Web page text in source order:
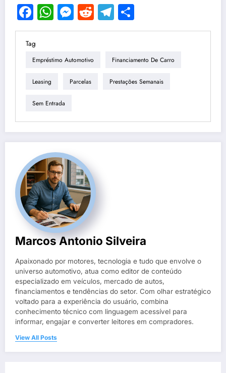
Facebook
WhatsApp
Messenger
RedditTelegram
Tag
Empréstimo Automotivo Financiamento De Carro
Leasing Parcelas Prestações Semanais
Sem Entrada
Marcos Antonio Silveira
Apaixonado por motores, tecnologia e tudo que envolve o
universo automotivo, atua como editor de conteúdo
especializado em veículos, mercado de autos,
financiamentos e tendências do setor. Com olhar estratégico
voltado para a experiência do usuário, combina
conhecimento técnico com linguagem acessível para
informar, engajar e converter leitores em compradores.
View All Posts